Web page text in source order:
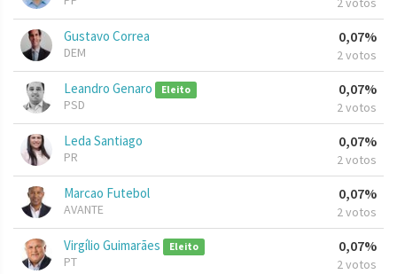
Gustavo Correa
DEM
0,07%
2 votos
Leandro Genaro Eleito
PSD
0,07%
2 votos
Leda Santiago
PR
0,07%
2 votos
Marcao Futebol
AVANTE
0,07%
2 votos
Virgílio Guimarães Eleito
PT
0,07%
2 votos